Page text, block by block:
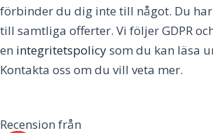
förbinder du dig inte till något. Du
till samtliga offerter. Vi följer GDPR
en integritetspolicysom du kan läsa
Kontakta oss om du vill veta mer.
Recension från